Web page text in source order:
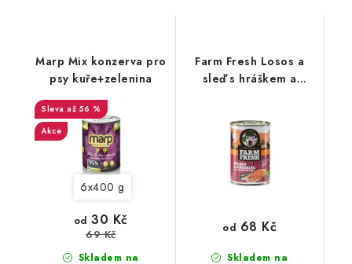
Marp Mix konzerva pro
psy kuře+zelenina
až 56 %
Akce
6x400 g
Skladem na
od 30 Kč
69 Kč
Farm Fresh Losos a
sleď s hráškem a
Skladem na
od 68 Kč